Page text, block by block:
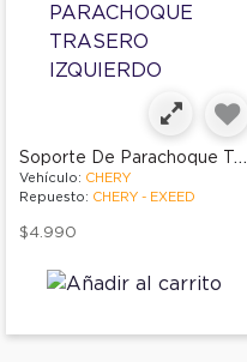
Soporte De Parachoque Trasero Izquierdo
Vehículo: CHERY
Repuesto: CHERY - EXEED
$4.990